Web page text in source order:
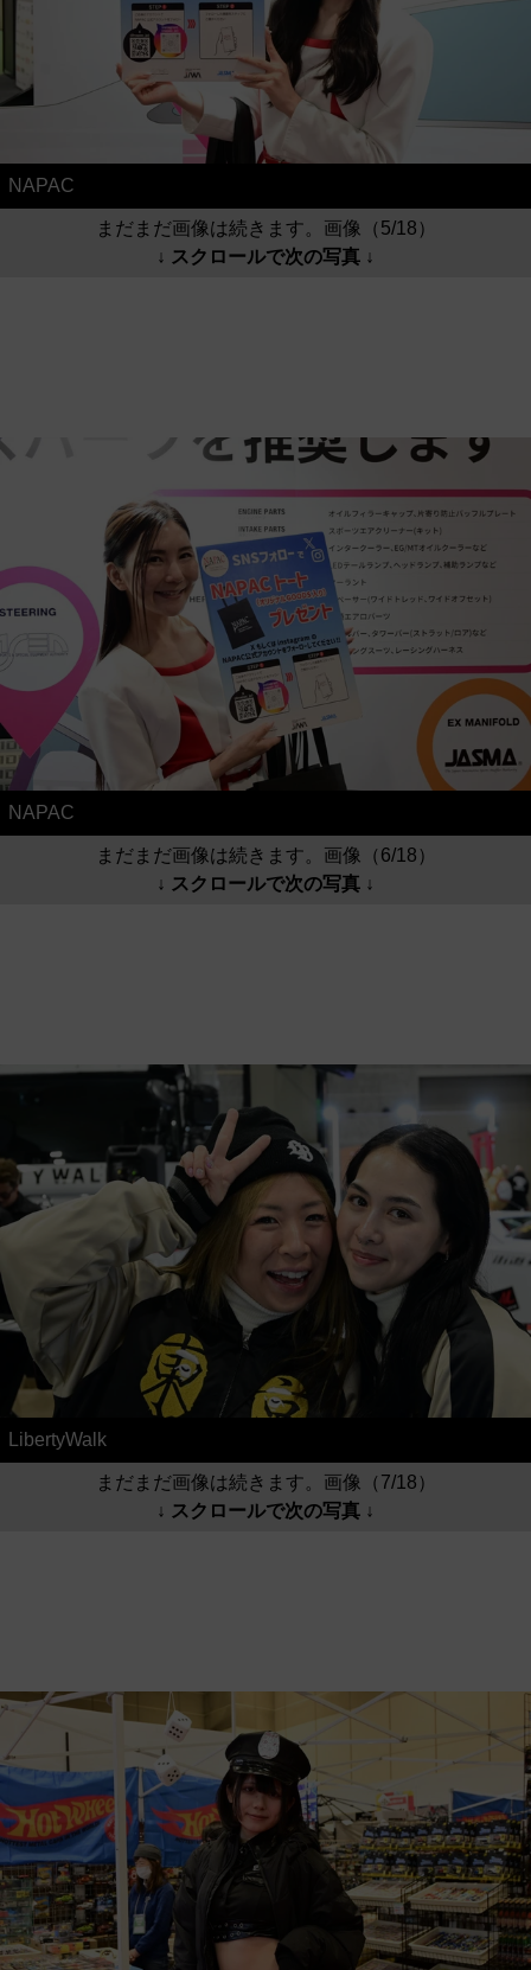
NAPAC
まだまだ画像は続きます。画像（5/18）
↓ スクロールで次の写真 ↓
NAPAC
まだまだ画像は続きます。画像（6/18）
↓ スクロールで次の写真 ↓
LibertyWalk
まだまだ画像は続きます。画像（7/18）
↓ スクロールで次の写真 ↓